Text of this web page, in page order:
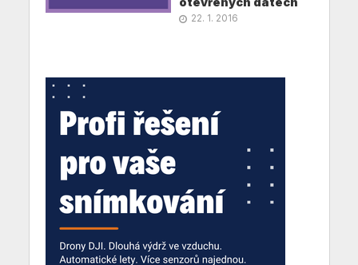
22. 1. 2016